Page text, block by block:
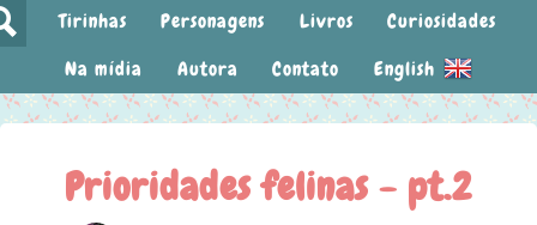
Tirinhas Personagens Livros
Curiosidades
Na mídia
Autora Contato English
Prioridades felinas - pt.2